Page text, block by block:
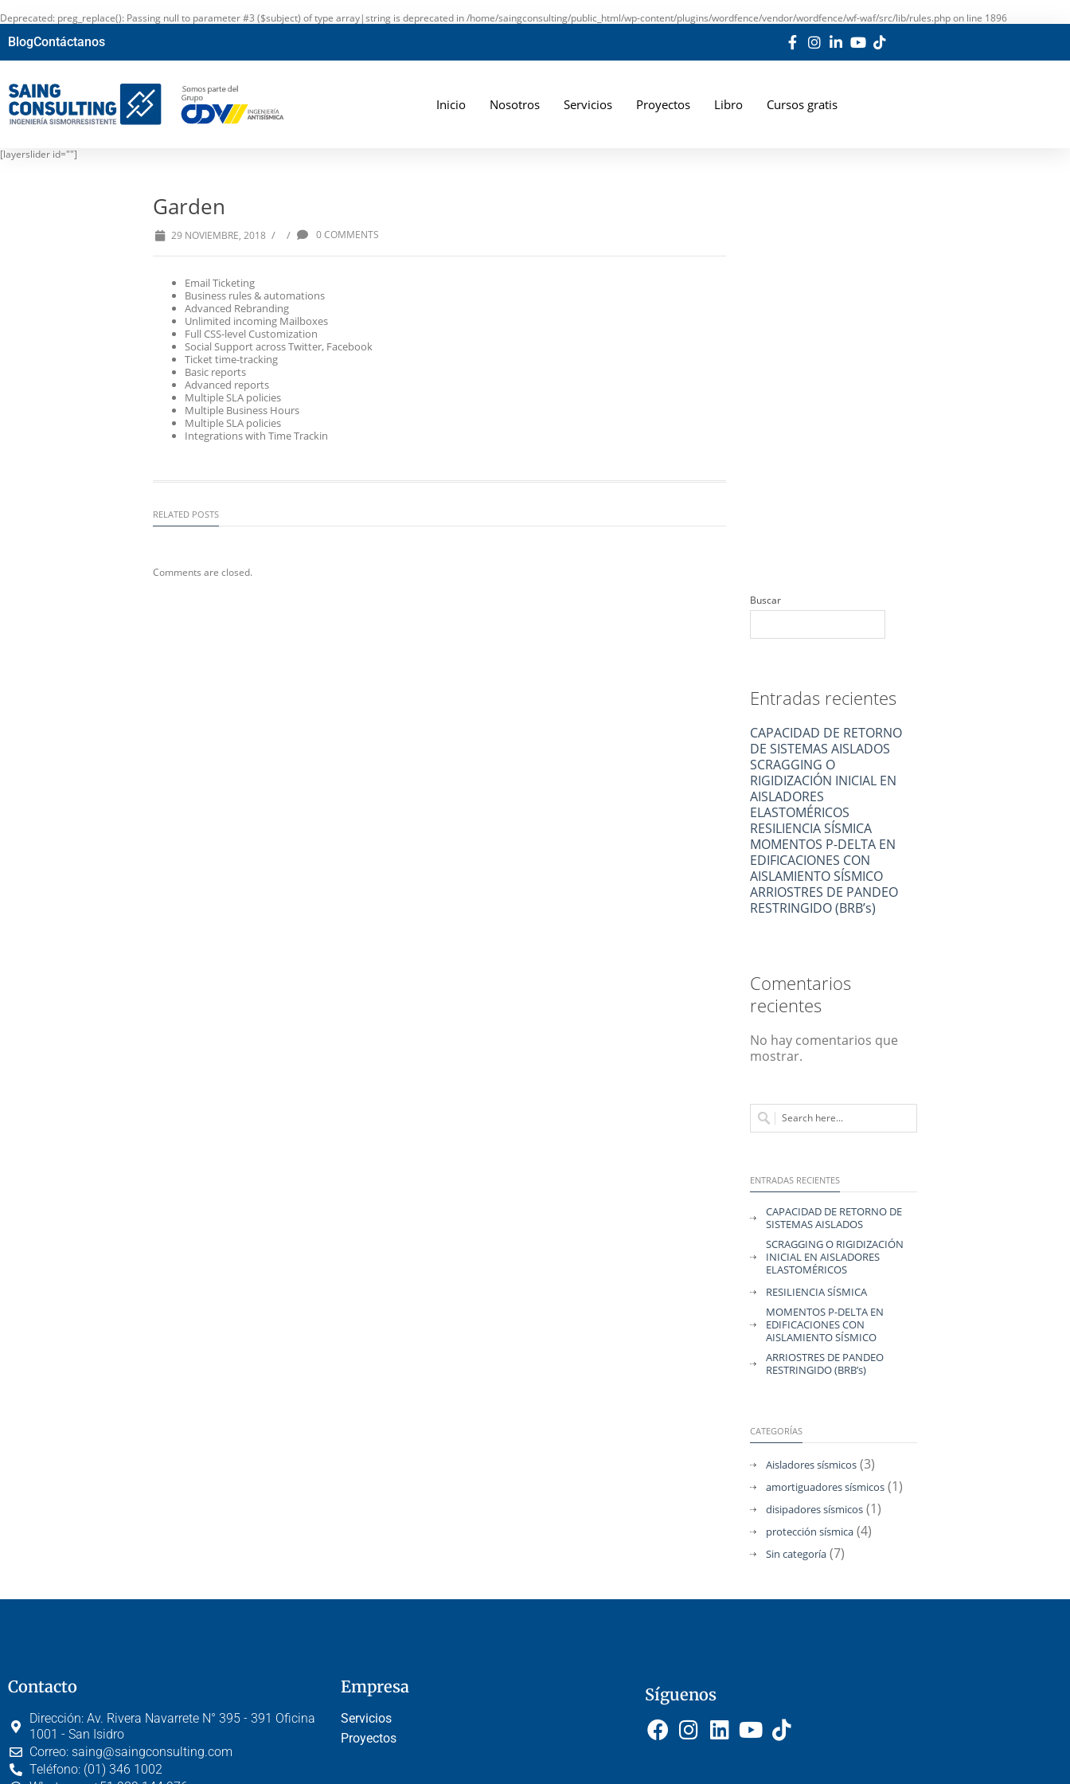
Deprecated: preg_replace(): Passing null to parameter #3 ($subject) of type array|string is deprecated in/home/saingconsulting/public_html/wp-content/plugins/wordfence/vendor/wordfence/wf-waf/src/lib/rules.phpon line 1896
BlogContáctanos
Inicio Nosotros Servicios Proyectos Libro Cursos gratis
[layerslider id=""]
Garden
29 NOVIEMBRE, 2018 / / 0 COMMENTS
Email Ticketing
Business rules & automations
Advanced Rebranding
Unlimited incoming Mailboxes
Full CSS-level Customization
Social Support across Twitter, Facebook
Ticket time-tracking
Basic reports
Advanced reports
Multiple SLA policies
Multiple Business Hours
Multiple SLA policies
Integrations with Time Trackin
RELATED POSTS
Comments are closed.
Buscar
Entradas recientes
CAPACIDAD DE RETORNO
DE SISTEMAS AISLADOS
SCRAGGING O
RIGIDIZACIÓN INICIAL EN
AISLADORES
ELASTOMÉRICOS
RESILIENCIA SÍSMICA
MOMENTOS P-DELTA EN
EDIFICACIONES CON
AISLAMIENTO SÍSMICO
ARRIOSTRES DE PANDEO
RESTRINGIDO (BRB’s)
Comentarios
recientes
No hay comentarios que
mostrar.
ENTRADAS RECIENTES
CAPACIDAD DE RETORNO DE
SISTEMAS AISLADOS
SCRAGGING O RIGIDIZACIÓN
INICIAL EN AISLADORES
ELASTOMÉRICOS
RESILIENCIA SÍSMICA
MOMENTOS P-DELTA EN
EDIFICACIONES CON
AISLAMIENTO SÍSMICO
ARRIOSTRES DE PANDEO
RESTRINGIDO (BRB’s)
CATEGORÍAS
Aisladores sísmicos (3)
amortiguadores sísmicos (1)
disipadores sísmicos (1)
protección sísmica (4)
Sin categoría (7)
Contacto
Dirección: Av. Rivera Navarrete N° 395 - 391 Oficina
1001 - San Isidro
Correo: saing@saingconsulting.com
Teléfono: (01) 346 1002
Empresa
Servicios
Proyectos
Síguenos